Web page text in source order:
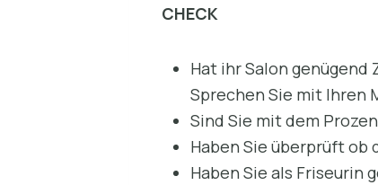
CHECK
Hat ihr Salon genügend
Sprechen Sie mit Ihren
Sind Sie mit dem
Haben Sie überprüft ob
Haben Sie als Friseurin